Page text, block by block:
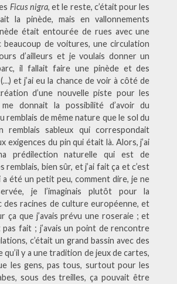
Ficus nigra, et le reste, c’était pour les
la pinède, mais en vallonnements
était entourée de rues avec une
beaucoup de voitures, une circulation
d’ailleurs et je voulais donner un
il fallait faire une pinède et des
et j’ai eu la chance de voir à côté de
d’une nouvelle piste pour les
donnait la possibilité d’avoir du
remblais de même nature que le sol du
remblais sableux qui correspondait
exigences du pin qui était là. Alors, j’ai
prédilection naturelle qui est de
remblais, bien sûr, et j’ai fait ça et c’est
été un petit peu, comment dire, je ne
je l’imaginais plutôt pour la
des racines de culture européenne, et
ça que j’avais prévu une roseraie ; et
pas fait ; j’avais un point de rencontre
c’était un grand bassin avec des
qu’il y a une tradition de jeux de cartes,
les gens, pas tous, surtout pour les
sous des treilles, ça pouvait être